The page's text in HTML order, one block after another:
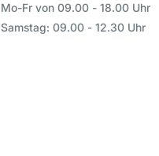
Mo-Fr von 09.00 - 18.00 Uhr
Samstag: 09.00 - 12.30 Uhr